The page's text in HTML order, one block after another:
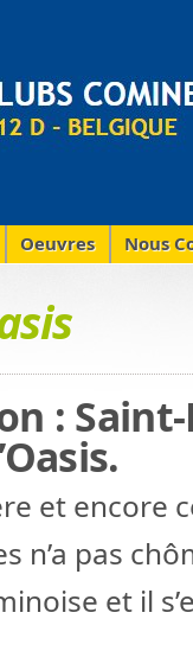
Oeuvres Nous
:
et encore
n’a pas
et il